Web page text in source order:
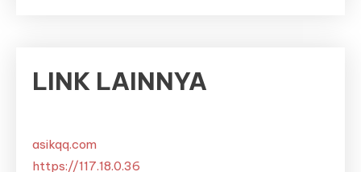
LINK LAINNYA
asikqq.com
https://117.18.0.36